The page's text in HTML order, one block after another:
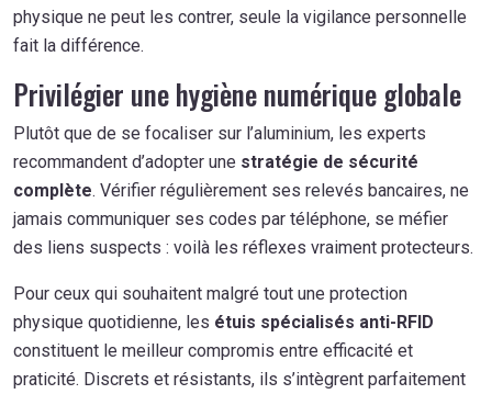
physique ne peut les contrer, seule la vigilance personnelle
fait la différence.
Privilégier une hygiène numérique globale
Plutôt que de se focaliser sur l’aluminium, les experts
recommandent d’adopter une stratégie de sécurité
complète. Vérifier régulièrement ses relevés bancaires, ne
jamais communiquer ses codes par téléphone, se méfier
des liens suspects : voilà les réflexes vraiment protecteurs.
Pour ceux qui souhaitent malgré tout une protection
physique quotidienne, les étuis spécialisés anti-RFID
constituent le meilleur compromis entre efficacité et
praticité. Discrets et résistants, ils s’intègrent parfaitement